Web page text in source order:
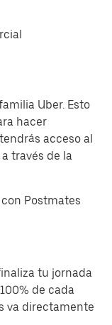
Uber. Esto
hacer
acceso al
través de la
Postmates
tu jornada
de cada
va directamente